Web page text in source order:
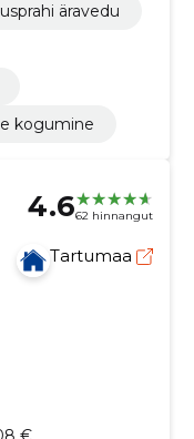
äravedu
kogumine
4.662 hinnangut
Tartumaa